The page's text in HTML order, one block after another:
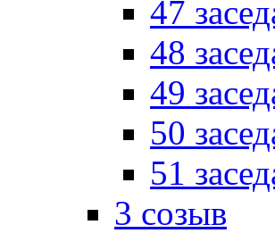
47
48
49
50
51
3 созыв